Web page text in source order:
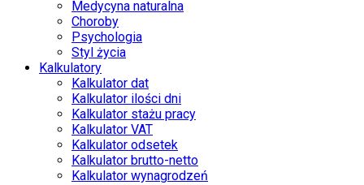
Medycyna naturalna
Choroby
Psychologia
Styl życia
Kalkulatory
Kalkulator dat
Kalkulator ilości dni
Kalkulator stażu pracy
Kalkulator VAT
Kalkulator odsetek
Kalkulator brutto-netto
Kalkulator wynagrodzeń